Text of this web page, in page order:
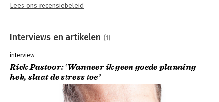
Lees ons recensiebeleid
Interviews en artikelen (1)
interview
Rick Pastoor: ‘Wanneer ik geen goede planning
heb, slaat de stress toe’